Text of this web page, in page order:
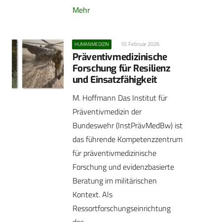
Mehr
HUMANMEDIZIN 10. Februar 2026
Präventivmedizinische
Forschung für Resilienz
und Einsatzfähigkeit
M. Hoffmann Das Institut für
Präventivmedizin der
Bundeswehr (InstPrävMedBw) ist
das führende Kompetenzzentrum
für präventivmedizinische
Forschung und evidenzbasierte
Beratung im militärischen
Kontext. Als
Ressortforschungseinrichtung